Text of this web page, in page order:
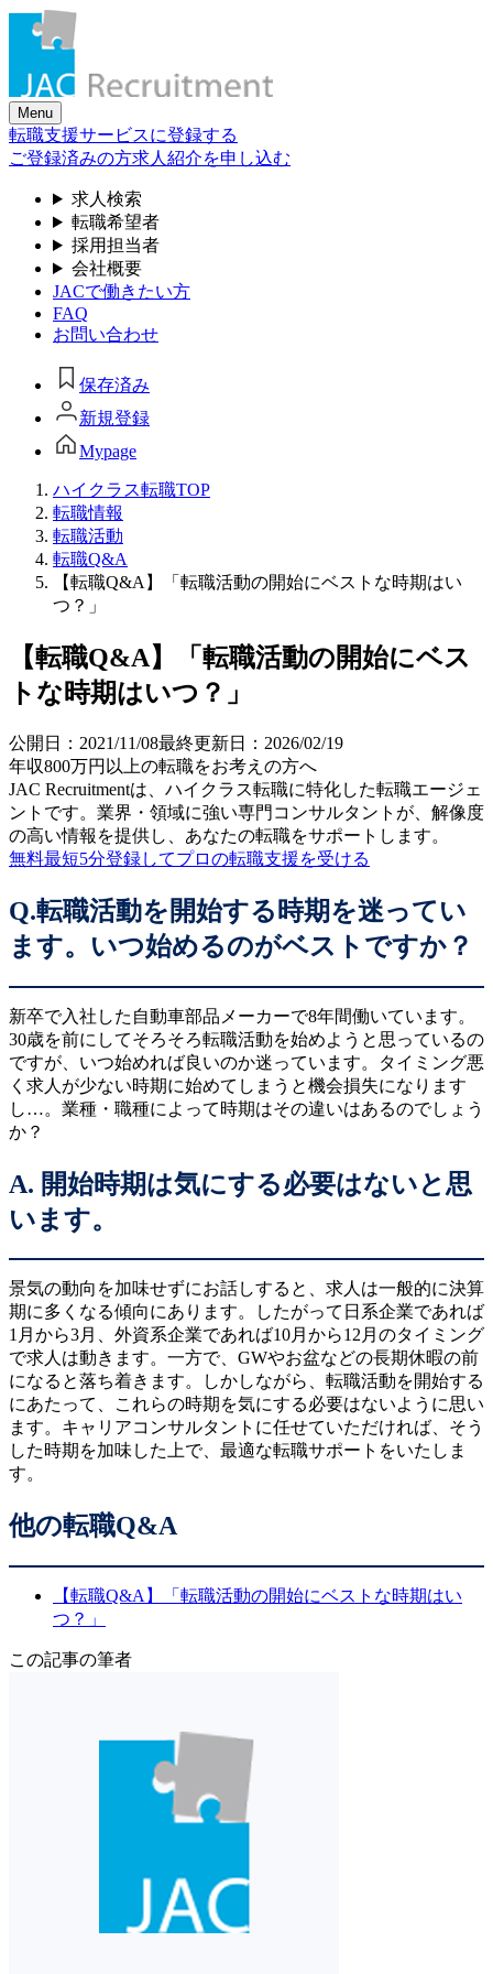
Skip
content
Menu
転職支援サービスに登録する
ご登録済みの方求人紹介を申し込む
求人検索
転職希望者
採用担当者
会社概要
JACで働きたい方
FAQ
お問い合わせ
保存済み
新規登録
Mypage
ハイクラス転職TOP
転職情報
転職活動
転職Q&A
【転職Q&A】「転職活動の開始にベストな時期はい
つ？」
【転職Q&A】「転職活動の開始にベス
トな時期はいつ？」
公開日： 2021/11/08最終更新日： 2026/02/19
年収800万円以上の転職をお考えの方へ
JAC Recruitmentは、ハイクラス転職に特化した転職エージェ
ントです。 業界・領域に強い専門コンサルタントが、解像度
の高い情報を提供し、あなたの転職をサポートします。
無料最短5分登録してプロの転職支援を受ける
Q.転職活動を開始する時期を迷ってい
ます。いつ始めるのがベストですか？
新卒で入社した自動車部品メーカーで8年間働いています。
30歳を前にしてそろそろ転職活動を始めようと思っているの
ですが、いつ始めれば良いのか迷っています。タイミング悪
く求人が少ない時期に始めてしまうと機会損失になります
し…。業種・職種によって時期はその違いはあるのでしょう
か？
A. 開始時期は気にする必要はないと思
います。
景気の動向を加味せずにお話しすると、求人は一般的に決算
期に多くなる傾向にあります。したがって日系企業であれば
1月から3月、外資系企業であれば10月から12月のタイミング
で求人は動きます。一方で、GWやお盆などの長期休暇の前
になると落ち着きます。しかしながら、転職活動を開始する
にあたって、これらの時期を気にする必要はないように思い
ます。キャリアコンサルタントに任せていただければ、そう
した時期を加味した上で、最適な転職サポートをいたしま
す。
他の転職Q&A
【転職Q&A】「転職活動の開始にベストな時期はい
つ？」
この記事の筆者